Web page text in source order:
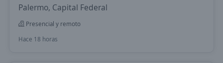
Palermo, Capital Federal
Presencial y remoto
Hace 18 horas